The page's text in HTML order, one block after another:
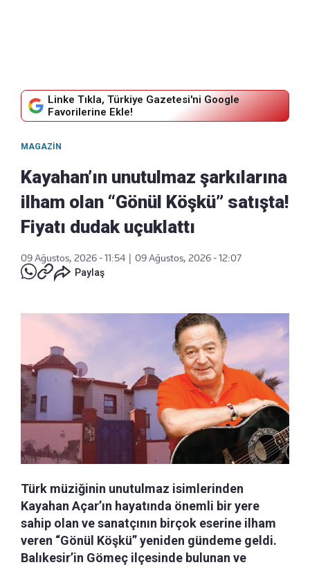
Linke Tıkla, Türkiye Gazetesi'ni Google
Favorilerine Ekle!
MAGAZIN
Kayahan’ın unutulmaz şarkılarına
ilham olan “Gönül Köşkü” satışta!
Fiyatı dudak uçuklattı
09 Ağustos, 2026 - 11:54
09 Ağustos, 2026 - 12:07
Paylaş
Türk müziğinin unutulmaz isimlerinden
Kayahan Açar’ın hayatında önemli bir yere
sahip olan ve sanatçının birçok eserine ilham
veren “Gönül Köşkü” yeniden gündeme geldi.
Balıkesir’in Gömeç ilçesinde bulunan ve